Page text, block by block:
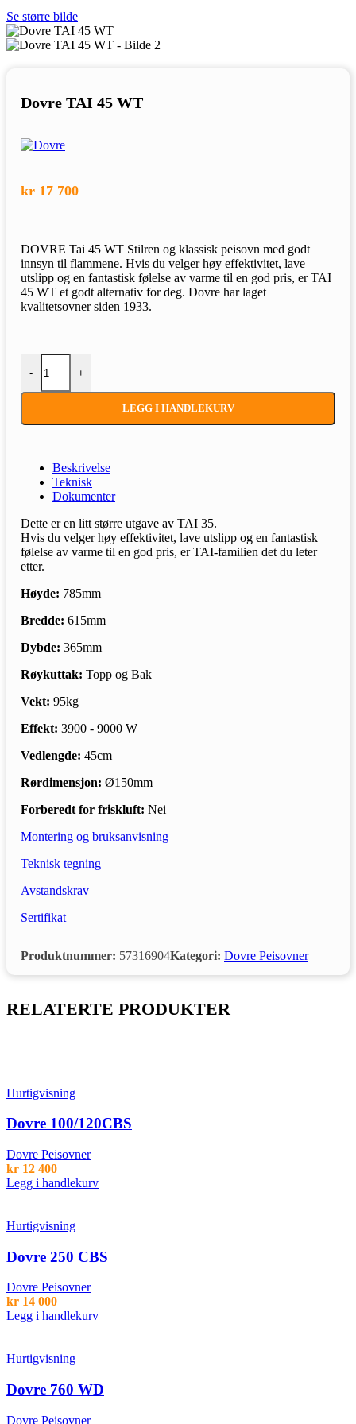
Se større bilde
Dovre TAI 45 WT
kr 17 700
DOVRE Tai 45 WT Stilren og klassisk peisovn med godt
innsyn til flammene. Hvis du velger høy effektivitet, lave
utslipp og en fantastisk følelse av varme til en god pris, er TAI
45 WT et godt alternativ for deg. Dovre har laget
kvalitetsovner siden 1933.
-
Dovre TAI 45 WT antall
+
LEGG I HANDLEKURV
Beskrivelse
Teknisk
Dokumenter
Dette er en litt større utgave av TAI 35.
Hvis du velger høy effektivitet, lave utslipp og en fantastisk
følelse av varme til en god pris, er TAI-familien det du leter
etter.
Høyde: 785mm
Bredde: 615mm
Dybde: 365mm
Røykuttak: Topp og Bak
Vekt: 95kg
Effekt: 3900 - 9000 W
Vedlengde: 45cm
Rørdimensjon: Ø150mm
Forberedt for friskluft: Nei
Montering og bruksanvisning
Teknisk tegning
Avstandskrav
Sertifikat
Produktnummer: 57316904Kategori: Dovre Peisovner
RELATERTE PRODUKTER
Hurtigvisning
Dovre 100/120CBS
Dovre Peisovner
kr 12 400
Legg i handlekurv
Hurtigvisning
Dovre 250 CBS
Dovre Peisovner
kr 14 000
Legg i handlekurv
Hurtigvisning
Dovre 760 WD
Dovre Peisovner